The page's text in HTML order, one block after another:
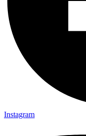
Instagram